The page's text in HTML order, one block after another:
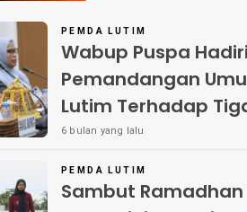
PEMDA LUTIM
Wabup Puspa
Pemandangan
Lutim Terhadap
6 bulan yang lalu
PEMDA LUTIM
Sambut Ramadhan